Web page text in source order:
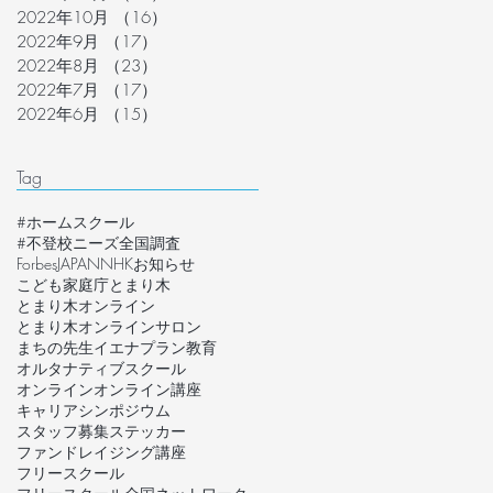
2022年10月
（16）
2022年9月
（17）
2022年8月
（23）
2022年7月
（17）
2022年6月
（15）
Tag
#ホームスクール
#不登校ニーズ全国調査
ForbesJAPANNHKお知らせ
こども家庭庁とまり木
とまり木オンライン
とまり木オンラインサロン
まちの先生イエナプラン教育
オルタナティブスクール
オンラインオンライン講座
キャリアシンポジウム
スタッフ募集ステッカー
ファンドレイジング講座
フリースクール